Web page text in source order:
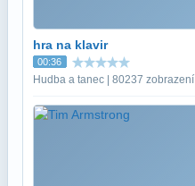
hra na klavir
00:36
Hudba a tanec | 80237 zobrazení